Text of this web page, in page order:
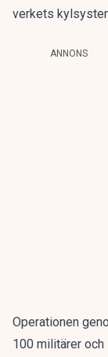
verkets
ANNONS
Operationen
100 militärer och